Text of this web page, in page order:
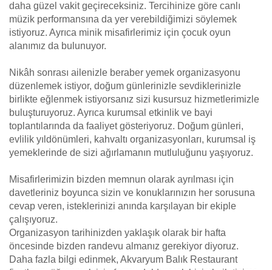
daha güzel vakit geçireceksiniz. Tercihinize göre canlı
müzik performansına da yer verebildiğimizi söylemek
istiyoruz. Ayrıca minik misafirlerimiz için çocuk oyun
alanımız da bulunuyor.
Nikâh sonrası ailenizle beraber yemek organizasyonu
düzenlemek istiyor, doğum günlerinizle sevdiklerinizle
birlikte eğlenmek istiyorsanız sizi kusursuz hizmetlerimizle
buluşturuyoruz. Ayrıca kurumsal etkinlik ve bayi
toplantılarında da faaliyet gösteriyoruz. Doğum günleri,
evlilik yıldönümleri, kahvaltı organizasyonları, kurumsal iş
yemeklerinde de sizi ağırlamanın mutluluğunu yaşıyoruz.
Misafirlerimizin bizden memnun olarak ayrılması için
davetleriniz boyunca sizin ve konuklarınızın her sorusuna
cevap veren, isteklerinizi anında karşılayan bir ekiple
çalışıyoruz.
Organizasyon tarihinizden yaklaşık olarak bir hafta
öncesinde bizden randevu almanız gerekiyor diyoruz.
Daha fazla bilgi edinmek, Akvaryum Balık Restaurant